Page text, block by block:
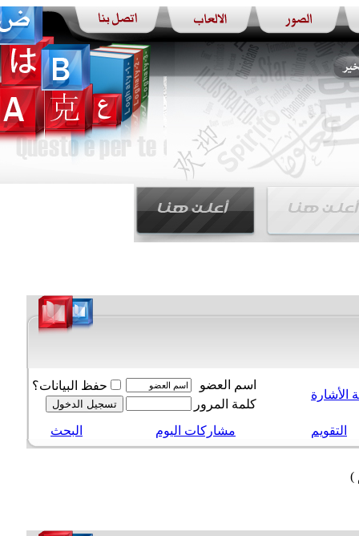
اسم العضو
حفظ البيانات؟
كلمة المرور
التقويم
مشاركات اليوم البحث